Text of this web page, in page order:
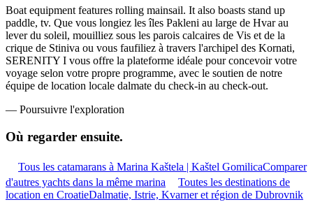
Boat equipment features rolling mainsail. It also boasts stand up
paddle, tv. Que vous longiez les îles Pakleni au large de Hvar au
lever du soleil, mouilliez sous les parois calcaires de Vis et de la
crique de Stiniva ou vous faufiliez à travers l'archipel des Kornati,
SERENITY I vous offre la plateforme idéale pour concevoir votre
voyage selon votre propre programme, avec le soutien de notre
équipe de location locale dalmate du check-in au check-out.
— Poursuivre l'exploration
Où regarder ensuite.
Tous les catamarans à Marina Kaštela | Kaštel GomilicaComparer
d'autres yachts dans la même marina
Toutes les destinations de
location en CroatieDalmatie, Istrie, Kvarner et région de Dubrovnik